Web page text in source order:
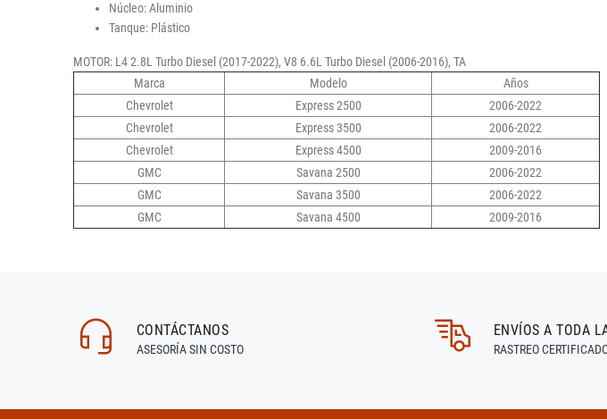
Núcleo: Aluminio
Tanque: Plástico
MOTOR: L4 2.8L Turbo Diesel (2017-2022), V8 6.6L Turbo Diesel (2006-2016), TA
Marca
Modelo
Años
Chevrolet
Express 2500
2006-2022
Chevrolet
Express 3500
2006-2022
Chevrolet
Express 4500
2009-2016
GMC
Savana 2500
2006-2022
GMC
Savana 3500
2006-2022
GMC
Savana 4500 2009-2016
CONTÁCTANOS
ASESORÍA SIN COSTO
ENVÍOS A TODA
RASTREO